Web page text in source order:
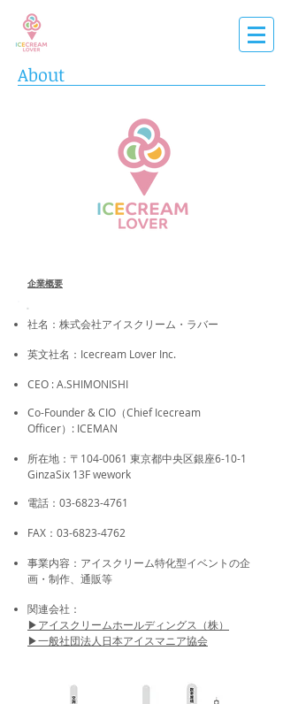
About
企業概要
社名​：株式会社アイスクリーム・ラバー
英文社名：Icecream Lover Inc.
CEO : A.SHIMONISHI
Co-Founder & CIO（Chief Icecream
Officer）: ICEMAN
所在地：〒104-0061 東京都中央区銀座6-10-1
GinzaSix 13F wework
電話：03-6823-4761
FAX：03-6823-4762
事業内容：アイスクリーム特化型イベントの企
画・制作、通販等
​関連会社：
▶アイスクリームホールディングス（株）
▶一般社団法人日本アイスマニア協会